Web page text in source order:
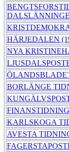
HÄRJEDALEN
NYA
BORLÄNGE
KARLSKOGA
AVESTA